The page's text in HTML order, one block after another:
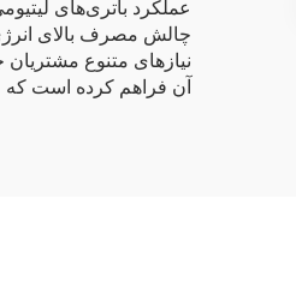
چالش مصرف بالای
نیازهای متنوع
آن فراهم کرده است که